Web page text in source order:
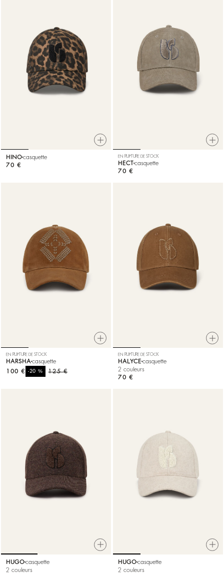
HINOcasquette
70 €
EN RUPTURE DE STOCK
HECTcasquette
70 €
EN RUPTURE DE STOCK
HARSHA casquette
125 €
-20%
100 €
EN RUPTURE DE STOCK
HALYCE casquette
2 couleurs
70 €
HUGOcasquette
2 couleurs
HUGOcasquette
2 couleurs